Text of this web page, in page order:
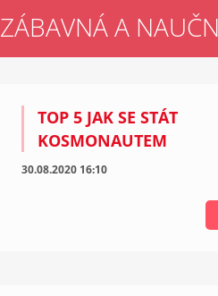
ZÁBAVNÁ A
TOP 5 JAK SE STÁT
KOSMONAUTEM
30.08.2020 16:10